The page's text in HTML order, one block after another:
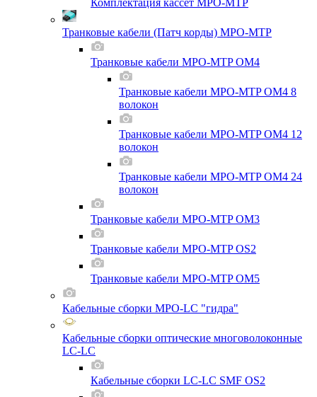
Комплектация кассет MPO-MTP
Транковые кабели (Патч корды) MPO-MTP
Транковые кабели MPO-MTP OM4
Транковые кабели MPO-MTP OM4 8
волокон
Транковые кабели MPO-MTP OM4 12
волокон
Транковые кабели MPO-MTP OM4 24
волокон
Транковые кабели MPO-MTP OM3
Транковые кабели MPO-MTP OS2
Транковые кабели MPO-MTP OM5
Кабельные сборки MPO-LC "гидра"
Кабельные сборки оптические многоволоконные
LC-LC
Кабельные сборки LC-LC SMF OS2